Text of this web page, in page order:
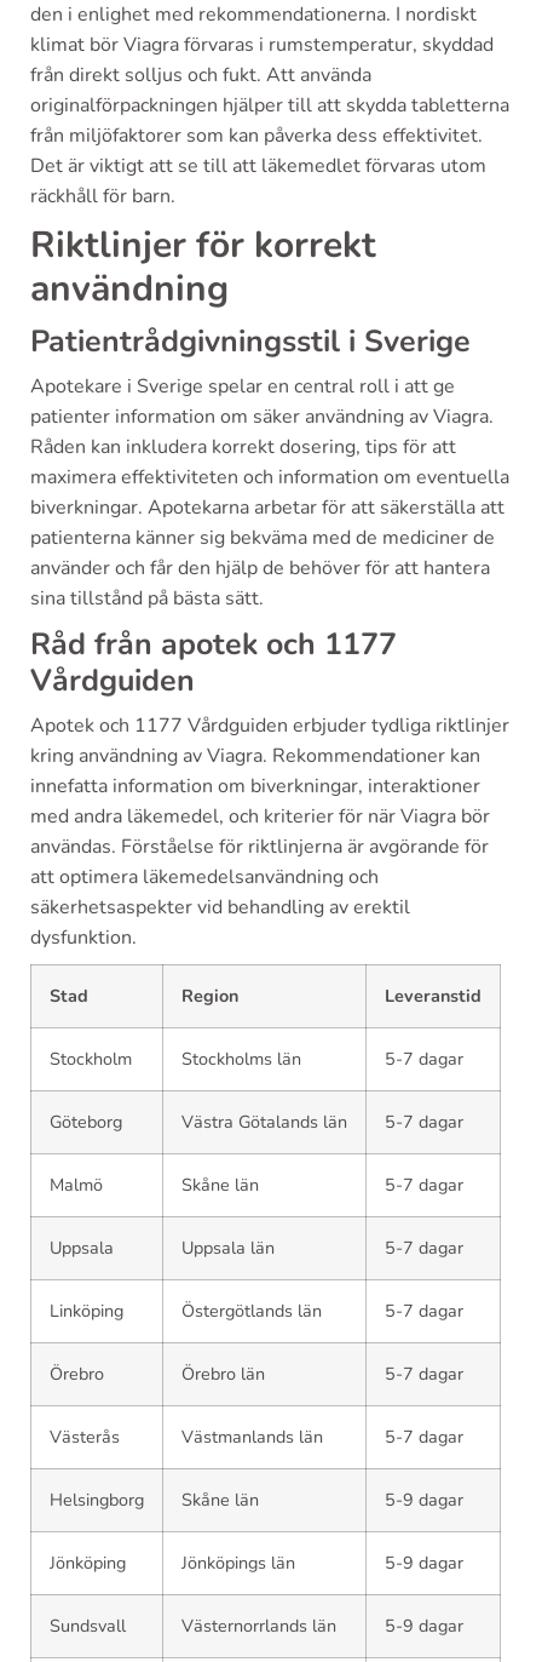
den i enlighet med rekommendationerna. I nordiskt
klimat bör Viagra förvaras i rumstemperatur, skyddad
från direkt solljus och fukt. Att använda
originalförpackningen hjälper till att skydda tabletterna
från miljöfaktorer som kan påverka dess effektivitet.
Det är viktigt att se till att läkemedlet förvaras utom
räckhåll för barn.
Riktlinjer för korrekt
användning
Patientrådgivningsstil i Sverige
Apotekare i Sverige spelar en central roll i att ge
patienter information om säker användning av Viagra.
Råden kan inkludera korrekt dosering, tips för att
maximera effektiviteten och information om eventuella
biverkningar. Apotekarna arbetar för att säkerställa att
patienterna känner sig bekväma med de mediciner de
använder och får den hjälp de behöver för att hantera
sina tillstånd på bästa sätt.
Råd från apotek och 1177
Vårdguiden
Apotek och 1177 Vårdguiden erbjuder tydliga riktlinjer
kring användning av Viagra. Rekommendationer kan
innefatta information om biverkningar, interaktioner
med andra läkemedel, och kriterier för när Viagra bör
användas. Förståelse för riktlinjerna är avgörande för
att optimera läkemedelsanvändning och
säkerhetsaspekter vid behandling av erektil
dysfunktion.
Stad Region Leveranstid
Stockholm Stockholms län 5-7 dagar
Göteborg Västra Götalands län 5-7 dagar
Malmö Skåne län 5-7 dagar
Uppsala Uppsala län 5-7 dagar
Linköping Östergötlands län 5-7 dagar
Örebro Örebro län 5-7 dagar
Västerås Västmanlands län 5-7 dagar
Helsingborg Skåne län 5-9 dagar
Jönköping Jönköpings län 5-9 dagar
Sundsvall Västernorrlands län 5-9 dagar